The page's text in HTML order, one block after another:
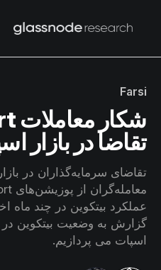
Farsi
تقاضا در بازار
تقاضای سرمایه‌گذاران در
عملکرد بیتکوین در چند ماه
گزارش به وضعیت بیتکوین
اسپات می پردازیم.